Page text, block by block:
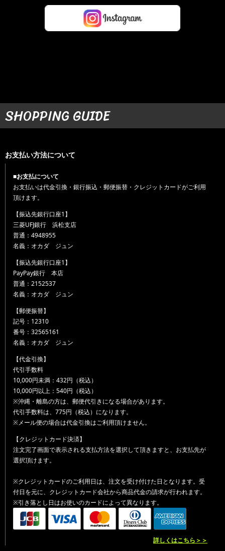
SHOPPING GUIDE
お支払い方法について
■お支払について
お支払いは代金引換・銀行振込・郵便振替・クレジットカードがご利用
頂けます。
【振込先銀行口座1】
三菱UFJ銀行 浜松支店
普通：4948955
名義：オカダ ジュン
【振込先銀行口座1】
PayPay銀行 本店
普通：2152537
名義：オカダ ジュン
【郵便振替】
記号：12310
番号：32565161
名義：オカダ ジュン
【代金引換】
代引手数料
10,000円未満：432円（税込）
10,000円以上：540円（税込）
※沖縄・離島の方は、郵便代引きになる場合があります。
代引手数料は、775円（税込）になります。
※メール便の場合は代金引換はご利用頂けません。
【クレジットカード決済】
注文完了画面で表示される支払方法を選択して頂きますと、お支払先が
選択頂けます。
※クレジットカードのご利用日は、注文を受け付けた日となります。受
付日を元に、クレジットカード会社から商品代金の請求が行われます。
※引き落とし日はお使いのカードによって異なります。
詳しくはこちら＞＞